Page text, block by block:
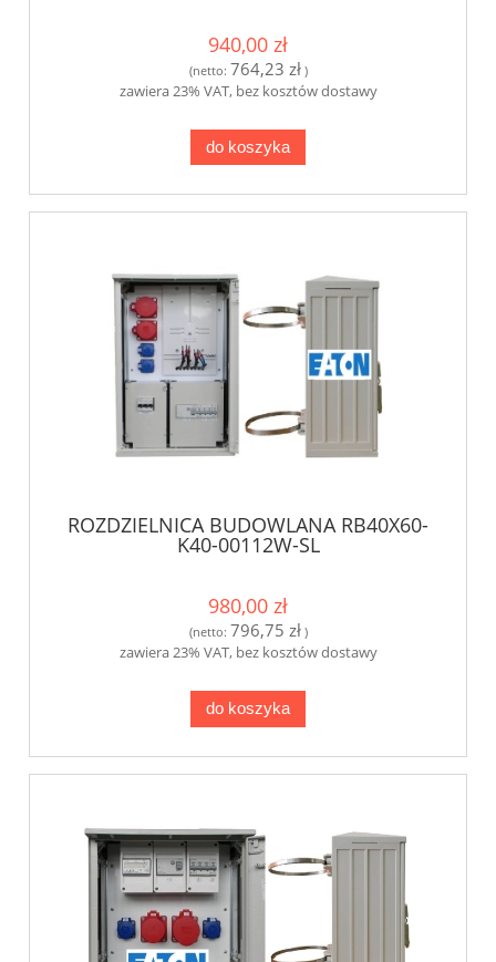
940,00 zł
(netto: 764,23 zł)
zawiera 23% VAT, bez kosztów dostawy
do koszyka
ROZDZIELNICA BUDOWLANA RB40X60-
K40-00112W-SL
980,00 zł
(netto: 796,75 zł)
zawiera 23% VAT, bez kosztów dostawy
do koszyka